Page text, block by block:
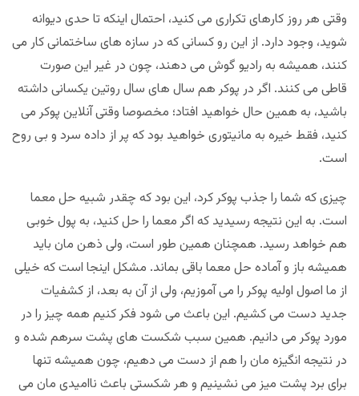
وقتی هر روز کارهای تکراری می کنید، احتمال اینکه تا حدی دیوانه
شوید، وجود دارد. از این رو کسانی که در سازه های ساختمانی کار می
کنند، همیشه به رادیو گوش می دهند، چون در غیر این صورت
قاطی می کنند. اگر در پوکر هم سال های سال روتین یکسانی داشته
باشید، به همین حال خواهید افتاد؛ مخصوصا وقتی آنلاین پوکر می
کنید، فقط خیره به مانیتوری خواهید بود که پر از داده سرد و بی روح
است.
چیزی که شما را جذب پوکر کرد، این بود که چقدر شبیه حل معما
است. به این نتیجه رسیدید که اگر معما را حل کنید، به پول خوبی
هم خواهد رسید. همچنان همین طور است، ولی ذهن مان باید
همیشه باز و آماده حل معما باقی بماند. مشکل اینجا است که خیلی
از ما اصول اولیه پوکر را می آموزیم، ولی از آن به بعد، از کشفیات
جدید دست می کشیم. این باعث می شود فکر کنیم همه چیز را در
مورد پوکر می دانیم. همین سبب شکست های پشت سرهم شده و
در نتیجه انگیزه مان را هم از دست می دهیم، چون همیشه تنها
برای برد پشت میز می نشینیم و هر شکستی باعث ناامیدی مان می